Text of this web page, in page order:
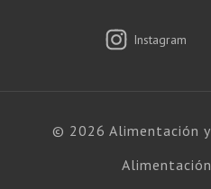
Instagram
© 2026 Alimentación